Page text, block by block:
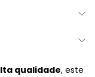
qualidade, este